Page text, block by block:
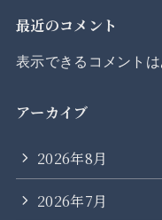
最近のコメント
表示できるコメントは
アーカイブ
2026年8月
2026年7月